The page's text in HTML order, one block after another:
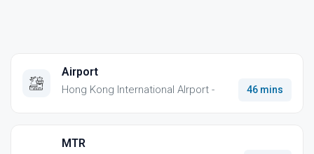
Airport
Hong Kong International AIrport - 46 mins
MTR